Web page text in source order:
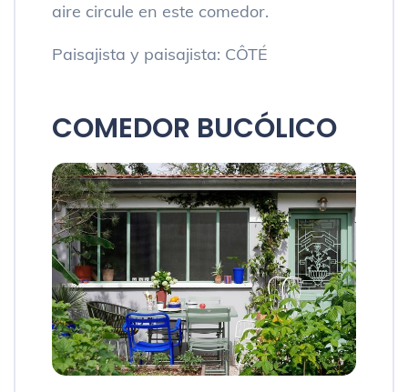
aire circule en este comedor.
Paisajista y paisajista: CÔTÉ
COMEDOR BUCÓLICO